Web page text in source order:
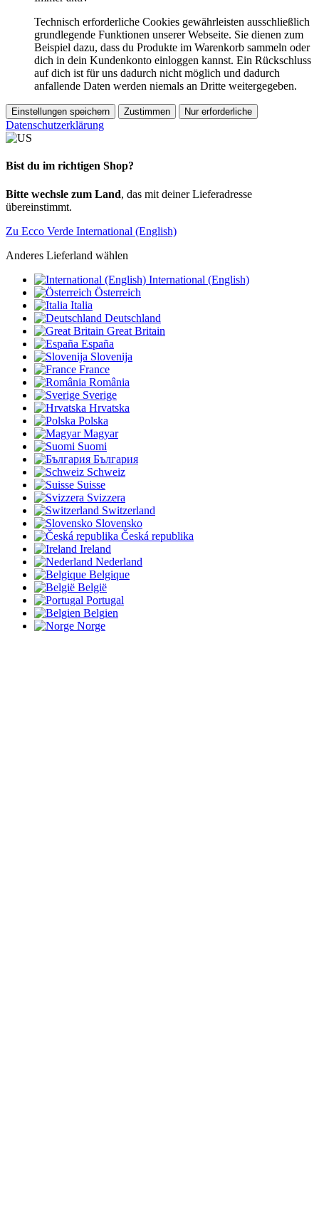
Technisch erforderliche Cookies gewährleisten ausschließlich
grundlegende Funktionen unserer Webseite. Sie dienen zum
Beispiel dazu, dass du Produkte im Warenkorb sammeln oder
dich in dein Kundenkonto einloggen kannst. Ein Rückschluss
auf dich ist für uns dadurch nicht möglich und dadurch
anfallende Daten werden niemals an Dritte weitergegeben.
Einstellungen speichern Zustimmen Nur erforderliche
Datenschutzerklärung
Bist du im richtigen Shop?
Bitte wechsle zum Land, das mit deiner Lieferadresse
übereinstimmt.
Zu Ecco Verde International (English)
Anderes Lieferland wählen
International (English)
Österreich
Italia
Deutschland
Great Britain
España
Slovenija
France
România
Sverige
Hrvatska
Polska
Magyar
Suomi
България
Schweiz
Suisse
Svizzera
Switzerland
Slovensko
Česká republika
Ireland
Nederland
Belgique
België
Portugal
Belgien
Norge